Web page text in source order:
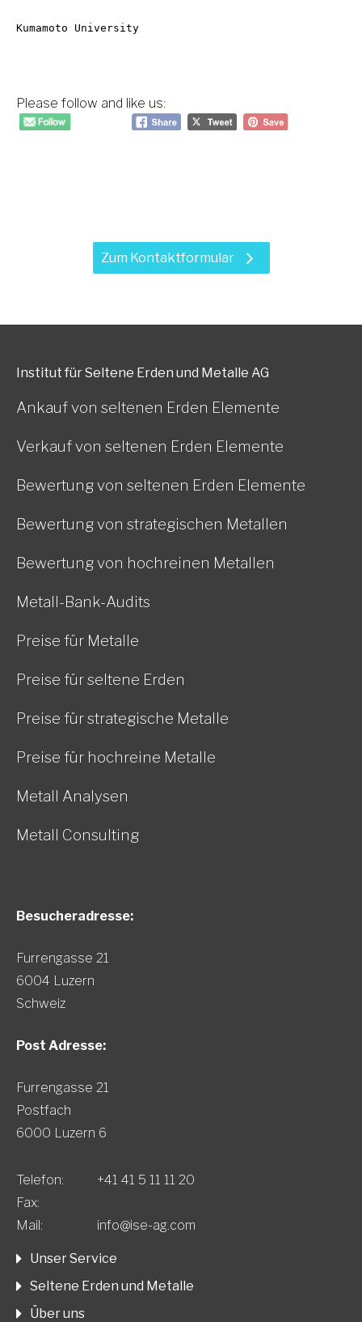
Kumamoto University
Please follow and like us:
Zum Kontaktformular
Institut für Seltene Erden und Metalle AG
Ankauf von seltenen Erden Elemente
Verkauf von seltenen Erden Elemente
Bewertung von seltenen Erden Elemente
Bewertung von strategischen Metallen
Bewertung von hochreinen Metallen
Metall-Bank-Audits
Preise für Metalle
Preise für seltene Erden
Preise für strategische Metalle
Preise für hochreine Metalle
Metall Analysen
Metall Consulting
Besucheradresse:
Furrengasse 21
6004 Luzern
Schweiz
Post Adresse:
Furrengasse 21
Postfach
6000 Luzern 6
Telefon:
+41 41 5 11 11 20
Fax:
Mail:
info@ise-ag.com
Unser Service
Seltene Erden und Metalle
Über uns